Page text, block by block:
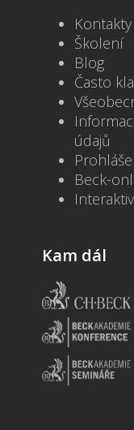
Kontakty
Školení
Blog
Často
údajů
Beck-
Kam dál